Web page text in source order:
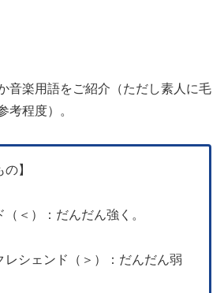
音楽用語をご紹介（ただし素人に毛
考程度）。
】
（＜）：だんだん強く。
ェンド（＞）：だんだん弱